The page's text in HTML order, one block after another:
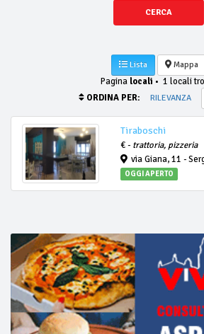
CERCA
Lista Mappa
Pagina locali • 1 locali
ORDINA PER:
RILEVANZA
Tiraboschi
€ - trattoria, pizzeria
via Giana, 11 -
OGGI APERTO